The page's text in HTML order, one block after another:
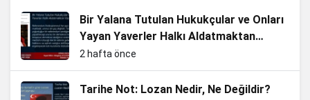
Bir Yalana Tutulan Hukukçular ve Onları
Yayan Yaverler Halkı Aldatmaktan
Vazgeçin
2 hafta önce
Tarihe Not: Lozan Nedir, Ne Değildir?